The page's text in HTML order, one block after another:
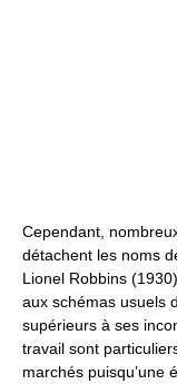
Cependant,
détachent les noms
Lionel Robbins
aux schémas usuels
supérieurs à ses
travail sont
marchés puisqu’une